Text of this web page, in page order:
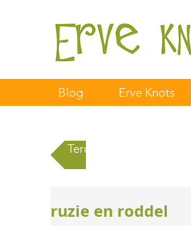
Blog Erve Knots
Terug naar alle berichten
ruzie en roddel